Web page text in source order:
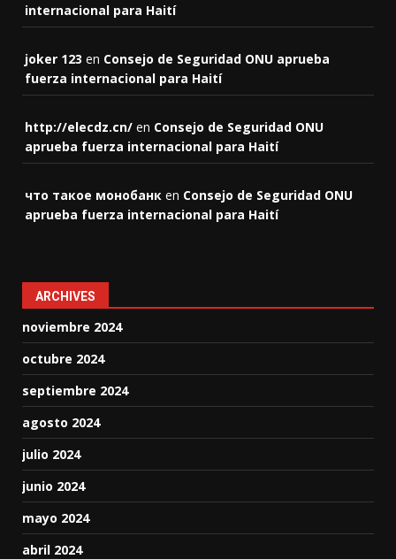
internacional para Haití
joker 123 en Consejo de Seguridad ONU aprueba
fuerza internacional para Haití
http://elecdz.cn/ en Consejo de Seguridad ONU
aprueba fuerza internacional para Haití
что такое монобанк en Consejo de Seguridad ONU
aprueba fuerza internacional para Haití
ARCHIVES
noviembre 2024
octubre 2024
septiembre 2024
agosto 2024
julio 2024
junio 2024
mayo 2024
abril 2024